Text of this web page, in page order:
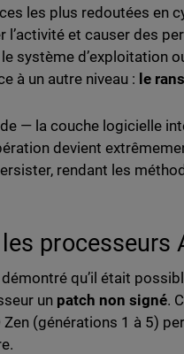
les plus redoutées en
et causer des
système d’exploitation
à un autre niveau : le
— la couche logicielle
devient
rendant les
processeurs
qu’il était
un patch non signé.
(générations 1 à 5)